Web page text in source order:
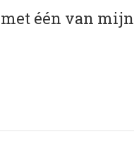
één van mijn